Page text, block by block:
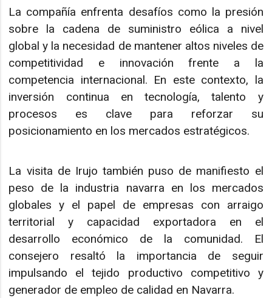
La compañía enfrenta desafíos como la presión
sobre la cadena de suministro eólica a nivel
global y la necesidad de mantener altos niveles de
competitividad e innovación frente a la
competencia internacional. En este contexto, la
inversión continua en tecnología, talento y
procesos es clave para reforzar su
posicionamiento en los mercados estratégicos.
La visita de Irujo también puso de manifiesto el
peso de la industria navarra en los mercados
globales y el papel de empresas con arraigo
territorial y capacidad exportadora en el
desarrollo económico de la comunidad. El
consejero resaltó la importancia de seguir
impulsando el tejido productivo competitivo y
generador de empleo de calidad en Navarra.